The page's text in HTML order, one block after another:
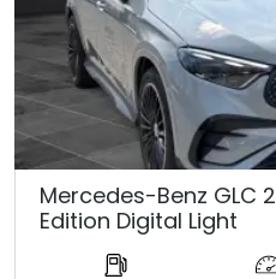
Mercedes-Benz GLC
Edition Digital Light